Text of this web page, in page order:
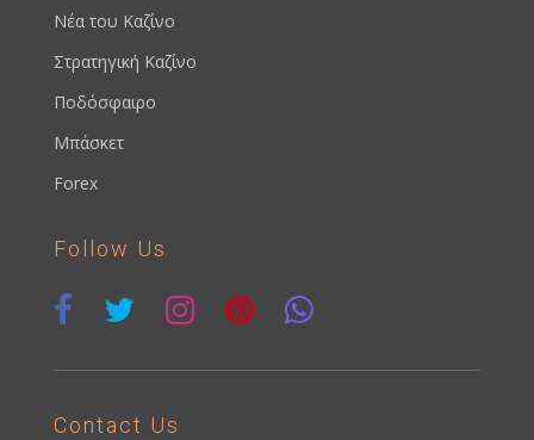
Νέα του Καζίνο
Στρατηγική Καζίνο
Ποδόσφαιρο
Μπάσκετ
Forex
Follow Us
Contact Us